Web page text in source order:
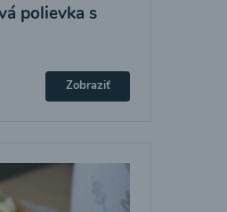
polievka s
Zobraziť